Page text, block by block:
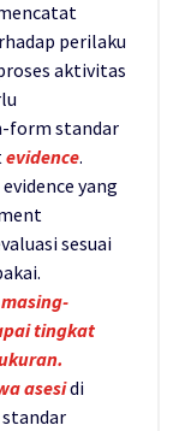
perilaku
aktivitas
form standar
evidence.
yang
sesuai
tingkat
asesidi